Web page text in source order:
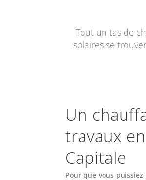
Tout un tas de
solaires se
Un
travaux
Capitale
Pour que vous puissiez